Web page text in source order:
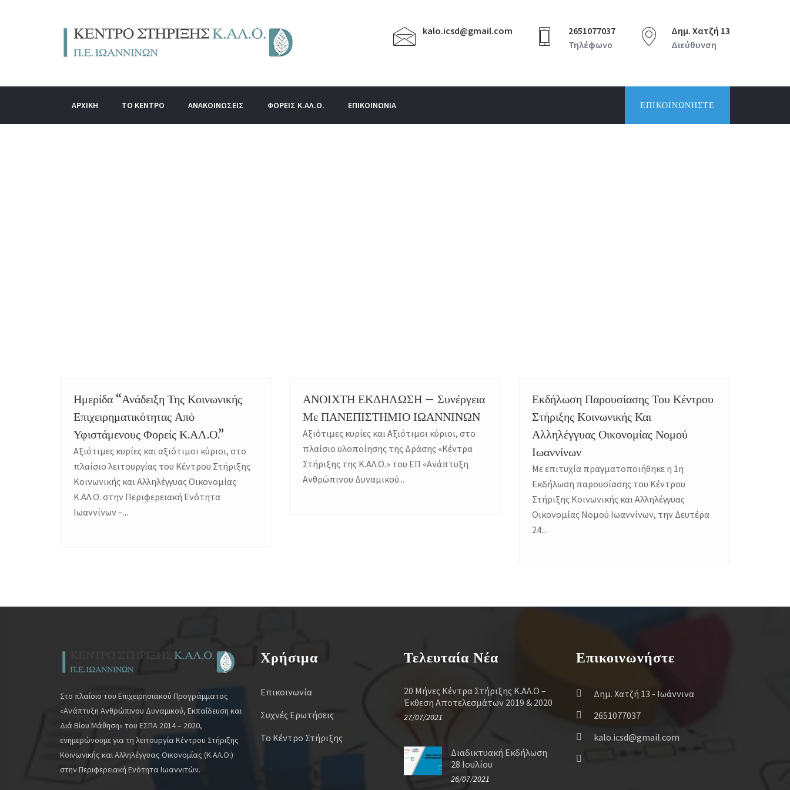
kalo.icsd@gmail.com
2651077037
Τηλέφωνο
Δημ. Χατζή 13
Διεύθυνση
ΑΡΧΙΚΗ ΤΟ ΚΕΝΤΡΟ ΑΝΑΚΟΙΝΩΣΕΙΣ ΦΟΡΕΙΣ Κ.ΑΛ.Ο. ΕΠΙΚΟΙΝΩΝΙΑ ΕΠΙΚΟΙΝΩΝΉΣΤΕ
Ημερίδα “Ανάδειξη Της Κοινωνικής
Επιχειρηματικότητας Από
Υφιστάμενους Φορείς Κ.ΑΛ.Ο.”
Αξιότιμες κυρίες και αξιότιμοι κύριοι, στο
πλαίσιο λειτουργίας του Κέντρου Στήριξης
Κοινωνικής και Αλληλέγγυας Οικονομίας
Κ.ΑΛ.Ο. στην Περιφερειακή Ενότητα
Ιωαννίνων –...
ΑΝΟΙΧΤΗ ΕΚΔΗΛΩΣΗ – Συνέργεια
Με ΠΑΝΕΠΙΣΤΗΜΙΟ ΙΩΑΝΝΙΝΩΝ
Αξιότιμες κυρίες και Αξιότιμοι κύριοι, στο
πλαίσιο υλοποίησης της Δράσης «Κέντρα
Στήριξης της Κ.ΑΛ.Ο.» του ΕΠ «Ανάπτυξη
Ανθρώπινου Δυναμικού...
Εκδήλωση Παρουσίασης Του Κέντρου
Στήριξης Κοινωνικής Και
Αλληλέγγυας Οικονομίας Νομού
Ιωαννίνων
Με επιτυχία πραγματοποιήθηκε η 1η
Εκδήλωση παρουσίασης του Κέντρου
Στήριξης Κοινωνικής και Αλληλέγγυας
Οικονομίας Νομού Ιωαννίνων, την Δευτέρα
24...
Στο πλαίσιο του Επιχειρησιακού Προγράμματος
«Ανάπτυξη Ανθρώπινου Δυναμικού, Εκπαίδευση και
Διά Βίου Μάθηση» του ΕΣΠΑ 2014 – 2020,
ενημερώνουμε για τη λειτουργία Κέντρου Στήριξης
Κοινωνικής και Αλληλέγγυας Οικονομίας (Κ.ΑΛ.Ο.)
στην Περιφερειακή Ενότητα Ιωαννιτών.
Χρήσιμα
Επικοινωνία
Συχνές Ερωτήσεις
Το Κέντρο Στήριξης
Τελευταία Νέα
20 Μήνες Κέντρα Στήριξης Κ.ΑΛ.Ο –
Έκθεση Αποτελεσμάτων 2019 & 2020
27/07/2021
Διαδικτυακή Εκδήλωση
28 Ιουλίου
26/07/2021
Επικοινωνήστε
Δημ. Χατζή 13 - Ιωάννινα
2651077037
kalo.icsd@gmail.com